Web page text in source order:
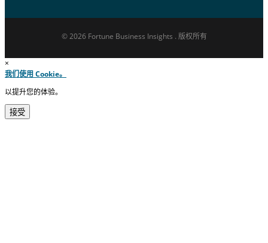
© 2026 Fortune Business Insights . 版权所有
×
我们使用 Cookie。
以提升您的体验。
接受